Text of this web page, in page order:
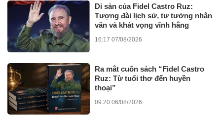
Di sản của Fidel Castro Ruz:
Tượng đài lịch sử, tư tưởng nhân
văn và khát vọng vĩnh hằng
16:17 07/08/2026
Ra mắt cuốn sách “Fidel Castro
Ruz: Từ tuổi thơ đến huyền
thoại”
09:20 06/08/2026